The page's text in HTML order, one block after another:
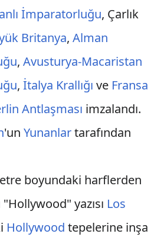
İmparatorluğu, Çarlık
Britanya, Alman
, Avusturya-Macaristan
, İtalya Krallığı ve Fransa
Antlaşması imzalandı.
'un Yunanlartarafından
boyundaki harflerden
yazısı Los
Hollywood tepelerine inşa